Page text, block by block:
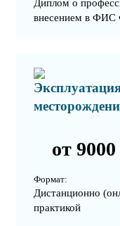
Диплом о
внесением в
от
Формат:
Дистанционно
практикой